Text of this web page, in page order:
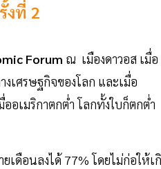
งที่ 2
Forum ณ เมืองดาวอส เมื่อ
เศรษฐกิจของโลก และเมื่อ
ออเมริกาตกต่ำ โลกทั้งใบก็ตกต่ำ
ยเดือนลงได้ 77% โดยไม่ก่อให้เ